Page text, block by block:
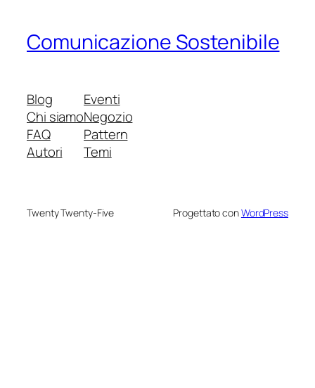
Comunicazione Sostenibile
Blog
Chi siamo
FAQ
Autori
Eventi
Negozio
Pattern
Temi
Twenty Twenty-Five Progettato conWordPress